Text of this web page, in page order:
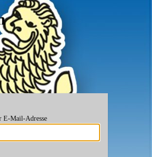
E-Mail-Adresse